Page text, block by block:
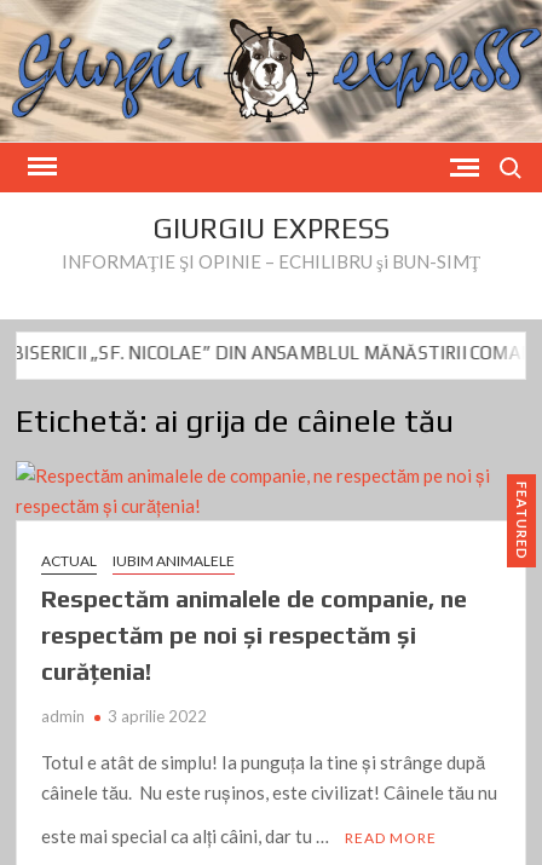
Skip
to
content
GIURGIU EXPRESS
INFORMAŢIE ŞI OPINIE – ECHILIBRU şi BUN-SIMŢ
„SF. NICOLAE” DIN ANSAMBLUL MĂNĂSTIRII COMANA și
„SF. NICOLAE” DIN ANSAMBLUL MĂNĂSTIRII COMANA și
Dumitru Beianu este vizat de controlul DNA de azi
Fake News
Etichetă: ai grija de câinele tău
FEATURED
ACTUAL IUBIM ANIMALELE
Respectăm animalele de companie, ne
respectăm pe noi şi respectăm şi
curăţenia!
admin 3 aprilie 2022
Totul e atât de simplu! Ia punguţa la tine şi strânge după
câinele tău. Nu este ruşinos, este civilizat! Câinele tău nu
este mai special ca alţi câini, dar tu …
READ MORE